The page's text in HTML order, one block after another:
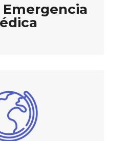
Emergencia